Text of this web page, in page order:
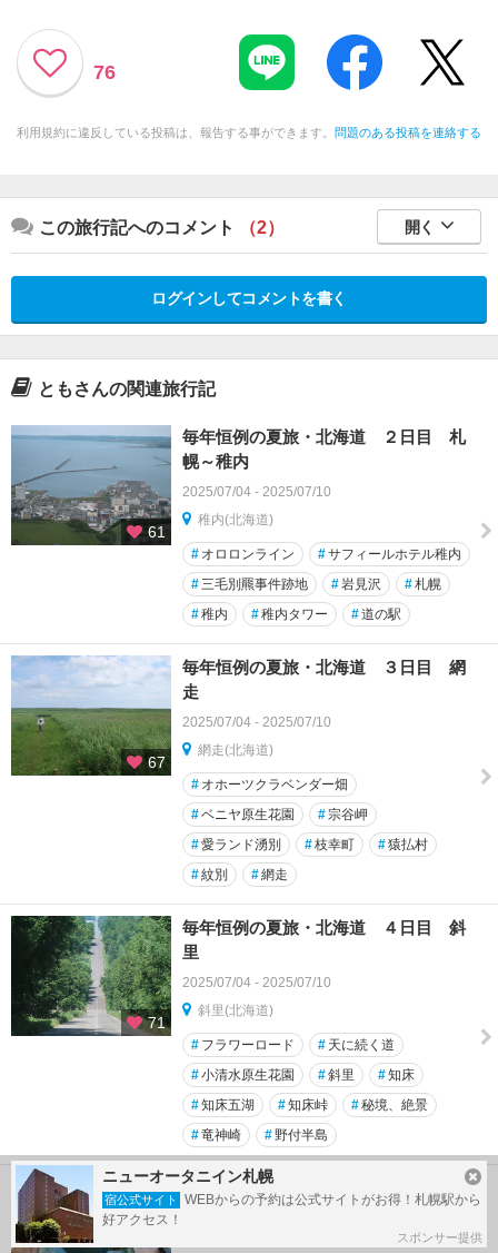
76
利用規約に違反している投稿は、報告する事ができます。 問題のある投稿を連絡する
この旅行記へのコメント （2） 開く
ログインしてコメントを書く
ともさんの関連旅行記
61
毎年恒例の夏旅・北海道 ２日目 札
幌～稚内
2025/07/04 - 2025/07/10
稚内(北海道)
# オロロンライン #サフィールホテル稚内
#三毛別羆事件跡地 #岩見沢 #札幌
#稚内 #稚内タワー #道の駅
67
毎年恒例の夏旅・北海道 ３日目 網
走
2025/07/04 - 2025/07/10
網走(北海道)
# オホーツクラベンダー畑
#ベニヤ原生花園 #宗谷岬
#愛ランド湧別 #枝幸町 #猿払村
#紋別 #網走
71
毎年恒例の夏旅・北海道 ４日目 斜
里
2025/07/04 - 2025/07/10
斜里(北海道)
# フラワーロード # 天に続く道
#小清水原生花園 #斜里 #知床
#知床五湖 #知床峠 #秘境、絶景
#竜神崎 #野付半島
毎年恒例の夏旅・北海道 ６日目 小
ニューオータニイン札幌
宿公式サイト
WEBからの予約は公式サイトがお得！札幌駅から
好アクセス！
スポンサー提供